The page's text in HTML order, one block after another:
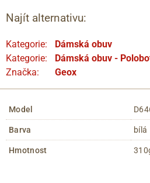
Najít alternativu:
Kategorie:
Dámská obuv
Kategorie:
Dámská obuv -
Značka:
Geox
Model
Barva bílá
Hmotnost